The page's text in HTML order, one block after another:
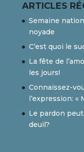
ARTICLES
Semaine
noyade
C’est quoi le
La fête de
les jours!
Connaissez-
l’expression: «
Le pardon
deuil?